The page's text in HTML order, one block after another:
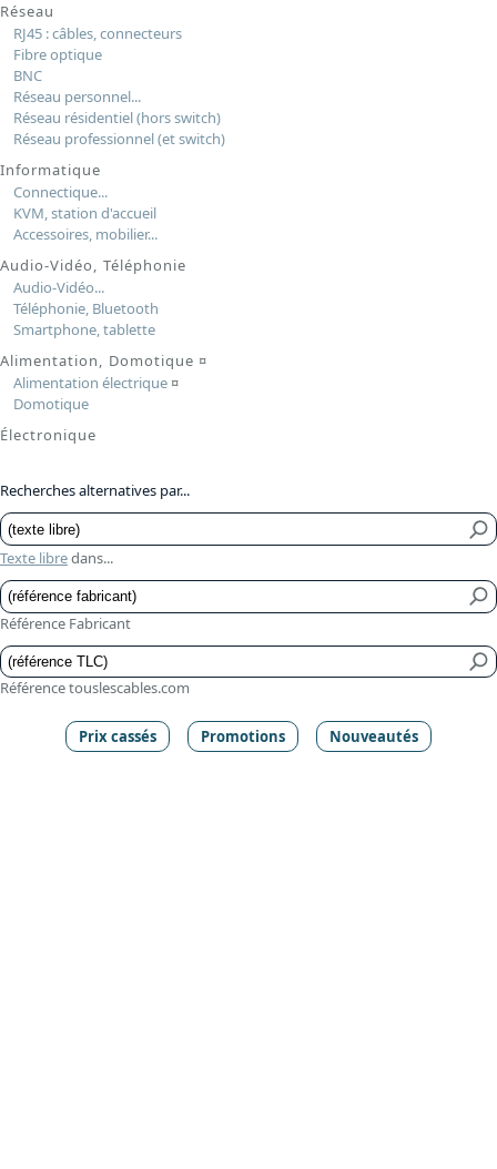
Réseau
RJ45 : câbles, connecteurs
Fibre optique
BNC
Réseau personnel...
Réseau résidentiel (hors switch)
Réseau professionnel (et switch)
Informatique
Connectique...
KVM, station d'accueil
Accessoires, mobilier...
Audio-Vidéo, Téléphonie
Audio-Vidéo...
Téléphonie, Bluetooth
Smartphone, tablette
Alimentation, Domotique ¤
Alimentation électrique¤
Domotique
Électronique
Recherches alternatives par...
Texte libredans...
Référence Fabricant
Référence touslescables.com
Prix cassés Promotions Nouveautés